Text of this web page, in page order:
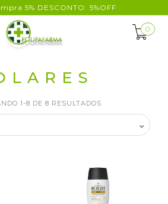
5% DESCONTO: 5%OFF
0
1-8 DE 8 RESULTADOS